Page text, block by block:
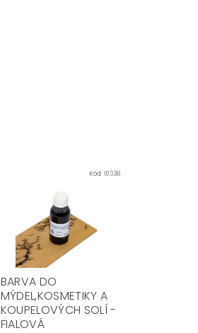
Kód:10338
BARVA DO
MÝDEL,KOSMETIKY A
KOUPELOVÝCH SOLÍ -
FIALOVÁ